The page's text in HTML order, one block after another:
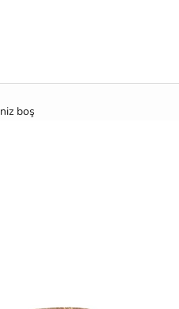
boş